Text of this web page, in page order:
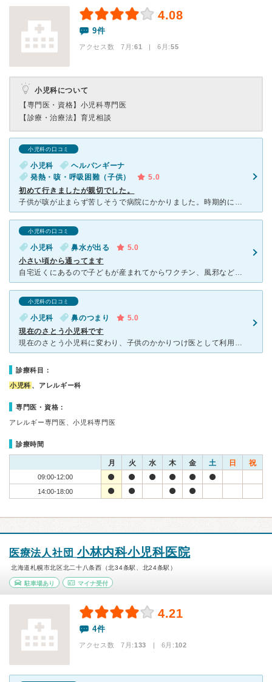
4.08
9件
アクセス数 7月:61 | 6月:55
小児科について
【専門医・資格】 小児科専門医
【診療・治療法】 育児相談
小児科の口コミ
小児科
ヘルパンギーナ
発熱・咳・呼吸困難（子供）
5.0
初めて行きましたが親切でした。
子供が咳が止まらず苦しそうで病院にかかりました。時期的にお盆休みでどの小児科も休みで困っていましたがこちらがあいていたのでかかりました。初めてでしたが受付の方も看護師さんも優しかったです、先生は男の先
小児科の口コミ
小児科 鼻水が出る
5.0
小さい頃から通ってます
自宅近くにあるので子どもが産まれてからワクチン、風邪などでお世話になっています。 ワクチンは午後２時から３時まで優先的にしてくれるので風邪の時期でも素早く対応してくれるので助かっています。 再診だ
小児科の口コミ
小児科 鼻のつまり
5.0
現在のさとう小児科です
現在のさとう小児科に変わり、子供のかかりつけ医として利用しています。 2016年春にリニューアルで開院したので、わりと患者さんは少なめです。 待ち時間も比較的少なく、調子の悪い子供を連れて行く
診療科目：
小児科 、アレルギー科
専門医・資格：
アレルギー専門医、小児科専門医
診療時間
月 火 水 木 金 土 日 祝
09:00-12:00
14:00-18:00
医療法人社団 小林内科小児科医院
北海道札幌市北区北二十八条西（北34条駅、北24条駅）
駐車場あり マイナ受付
4.21
4件
アクセス数 7月:133 | 6月:102